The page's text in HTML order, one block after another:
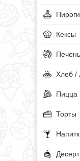
Кексы
Хлеб /
Пицца
Торты